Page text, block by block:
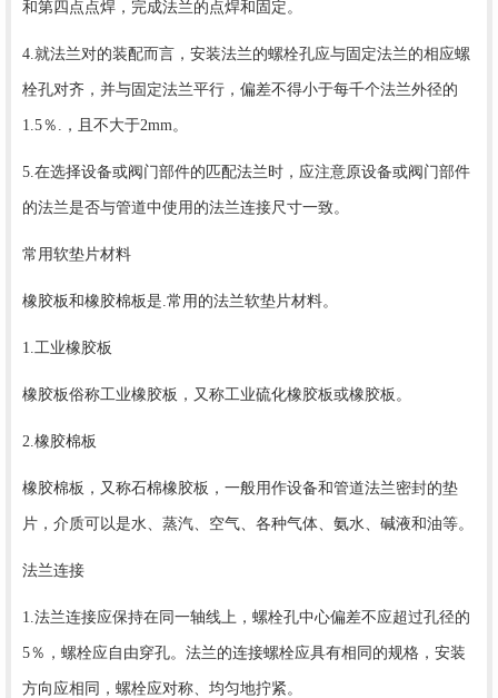
和第四点点焊，完成法兰的点焊和固定。
4.就法兰对的装配而言，安装法兰的螺栓孔应与固定法兰的相应螺
栓孔对齐，并与固定法兰平行，偏差不得小于每千个法兰外径的
1.5％.，且不大于2mm。
5.在选择设备或阀门部件的匹配法兰时，应注意原设备或阀门部件
的法兰是否与管道中使用的法兰连接尺寸一致。
常用软垫片材料
橡胶板和橡胶棉板是.常用的法兰软垫片材料。
1.工业橡胶板
橡胶板俗称工业橡胶板，又称工业硫化橡胶板或橡胶板。
2.橡胶棉板
橡胶棉板，又称石棉橡胶板，一般用作设备和管道法兰密封的垫
片，介质可以是水、蒸汽、空气、各种气体、氨水、碱液和油等。
法兰连接
1.法兰连接应保持在同一轴线上，螺栓孔中心偏差不应超过孔径的
5％，螺栓应自由穿孔。法兰的连接螺栓应具有相同的规格，安装
方向应相同，螺栓应对称、均匀地拧紧。